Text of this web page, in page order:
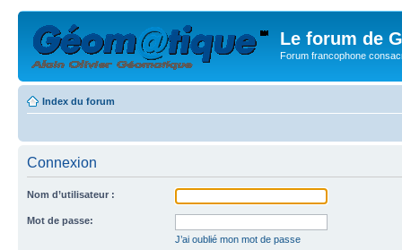
Le forum de
Forum francophone
Index du forum
Connexion
Nom d’utilisateur :
Mot de passe:
J’ai oublié mon mot de passe